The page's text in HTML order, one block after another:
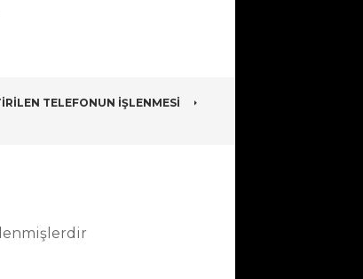
TELEFONUN İŞLENMESI